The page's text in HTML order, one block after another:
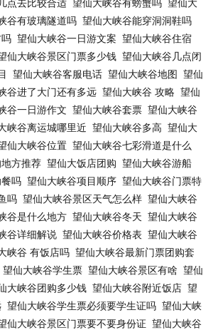
点去比较合适 望仙大峡谷有螃蟹吗 望仙大
谷有玻璃隧道吗 望仙大峡谷能穿洞洞鞋吗
望仙大峡谷一日游文案 望仙大峡谷住宿
仙大峡谷景区门票多少钱 望仙大峡谷几点闭
望仙大峡谷客服电话 望仙大峡谷地图
望仙
谷进了大门还有多远 望仙大峡谷 攻略 望仙
谷一日游作文 望仙大峡谷套票 望仙大峡谷
峡谷离运城哪里近 望仙大峡谷多高 望仙大
仙大峡谷位置 望仙大峡谷七彩滑道是什么
方推荐 望仙大饭店团购 望仙大峡谷游船
吗 望仙大峡谷项目顺序 望仙大峡谷门票特
吗 望仙大峡谷景区天气怎么样 望仙大峡谷
谷是什么地方 望仙大峡谷冬天 望仙大峡谷
谷详细解说 望仙大峡谷价格表 望仙大峡谷
峡谷 有饭店吗 望仙大峡谷最新门票团购套
望仙大峡谷学生票 望仙大峡谷景区有啥 望仙
大峡谷团购多少钱 望仙大峡谷附近饭店 望
望仙大峡谷学生票必须要学生证吗 望仙大峡
仙大峡谷景区门票要不要身份证 望仙大峡谷